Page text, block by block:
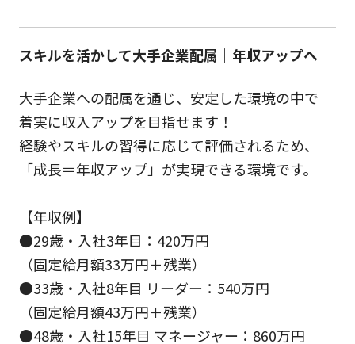
スキルを活かして大手企業配属｜年収アップへ
大手企業への配属を通じ、安定した環境の中で
着実に収入アップを目指せます！
経験やスキルの習得に応じて評価されるため、
「成長＝年収アップ」が実現できる環境です。
【年収例】
●29歳・入社3年目：420万円
（固定給月額33万円＋残業）
●33歳・入社8年目 リーダー：540万円
（固定給月額43万円＋残業）
●48歳・入社15年目 マネージャー：860万円